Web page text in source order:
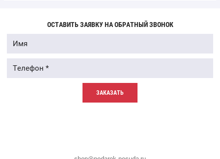
ОСТАВИТЬ ЗАЯВКУ НА ОБРАТНЫЙ ЗВОНОК
ЗАКАЗАТЬ